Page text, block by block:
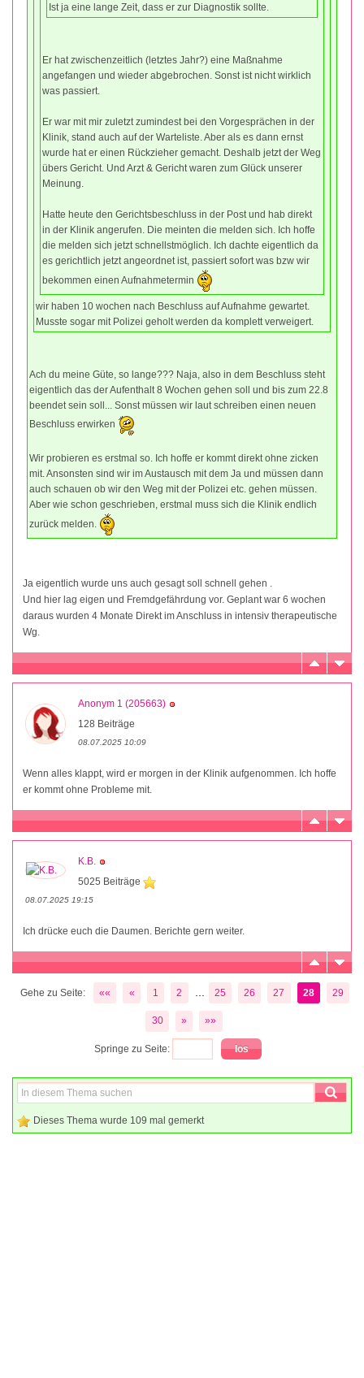
Ist ja eine lange Zeit, dass er zur Diagnostik sollte.
Er hat zwischenzeitlich (letztes Jahr?) eine Maßnahme
angefangen und wieder abgebrochen. Sonst ist nicht wirklich
was passiert.
Er war mit mir zuletzt zumindest bei den Vorgesprächen in der
Klinik, stand auch auf der Warteliste. Aber als es dann ernst
wurde hat er einen Rückzieher gemacht. Deshalb jetzt der Weg
übers Gericht. Und Arzt & Gericht waren zum Glück unserer
Meinung.
Hatte heute den Gerichtsbeschluss in der Post und hab direkt
in der Klinik angerufen. Die meinten die melden sich. Ich hoffe
die melden sich jetzt schnellstmöglich. Ich dachte eigentlich da
es gerichtlich jetzt angeordnet ist, passiert sofort was bzw wir
bekommen einen Aufnahmetermin
wir haben 10 wochen nach Beschluss auf Aufnahme gewartet.
Musste sogar mit Polizei geholt werden da komplett verweigert.
Ach du meine Güte, so lange??? Naja, also in dem Beschluss steht
eigentlich das der Aufenthalt 8 Wochen gehen soll und bis zum 22.8
beendet sein soll... Sonst müssen wir laut schreiben einen neuen
Beschluss erwirken
Wir probieren es erstmal so. Ich hoffe er kommt direkt ohne zicken
mit. Ansonsten sind wir im Austausch mit dem Ja und müssen dann
auch schauen ob wir den Weg mit der Polizei etc. gehen müssen.
Aber wie schon geschrieben, erstmal muss sich die Klinik endlich
zurück melden.
Ja eigentlich wurde uns auch gesagt soll schnell gehen .
Und hier lag eigen und Fremdgefährdung vor. Geplant war 6 wochen
daraus wurden 4 Monate Direkt im Anschluss in intensiv therapeutische
Wg.
Anonym 1 (205663)
128 Beiträge
08.07.2025 10:09
Wenn alles klappt, wird er morgen in der Klinik aufgenommen. Ich hoffe
er kommt ohne Probleme mit.
K.B.
5025 Beiträge
08.07.2025 19:15
Ich drücke euch die Daumen. Berichte gern weiter.
Gehe zu Seite: «« « 1 2 25 26 27 28 29
30 » »»
Springe zu Seite:
Dieses Thema wurde 109 mal gemerkt